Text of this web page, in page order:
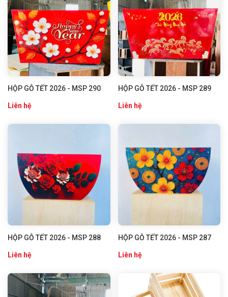
HỘP GỖ TẾT 2026 - MSP 290
Liên hệ
HỘP GỖ TẾT 2026 - MSP 289
Liên hệ
HỘP GỖ TẾT 2026 - MSP 288
Liên hệ
HỘP GỖ TẾT 2026 - MSP 287
Liên hệ